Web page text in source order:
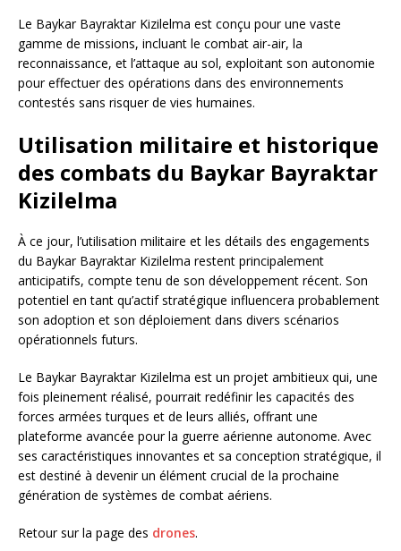
Le Baykar Bayraktar Kizilelma est conçu pour une vaste
gamme de missions, incluant le combat air-air, la
reconnaissance, et l’attaque au sol, exploitant son autonomie
pour effectuer des opérations dans des environnements
contestés sans risquer de vies humaines.
Utilisation militaire et historique
des combats du Baykar Bayraktar
Kizilelma
À ce jour, l’utilisation militaire et les détails des engagements
du Baykar Bayraktar Kizilelma restent principalement
anticipatifs, compte tenu de son développement récent. Son
potentiel en tant qu’actif stratégique influencera probablement
son adoption et son déploiement dans divers scénarios
opérationnels futurs.
Le Baykar Bayraktar Kizilelma est un projet ambitieux qui, une
fois pleinement réalisé, pourrait redéfinir les capacités des
forces armées turques et de leurs alliés, offrant une
plateforme avancée pour la guerre aérienne autonome. Avec
ses caractéristiques innovantes et sa conception stratégique, il
est destiné à devenir un élément crucial de la prochaine
génération de systèmes de combat aériens.
Retour sur la page des drones.